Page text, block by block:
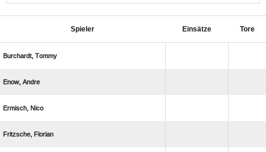
Spieler Einsätze Tore
 
 
 
 